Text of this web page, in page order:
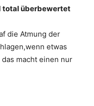
total überbewertet
die Atmung der
etwas
macht einen nur